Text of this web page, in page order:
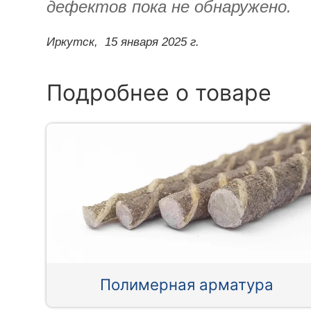
дефектов пока не обнаружено.
Иркутск, 15 января 2025 г.
Подробнее о товаре
Полимерная арматура